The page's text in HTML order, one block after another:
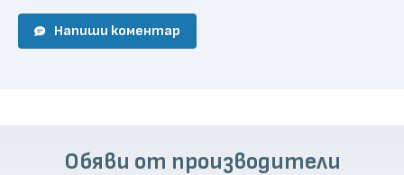
Напиши коментар
Обяви от производители